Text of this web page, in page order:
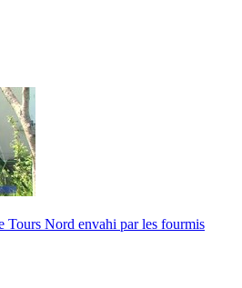
Nord envahi par les fourmis